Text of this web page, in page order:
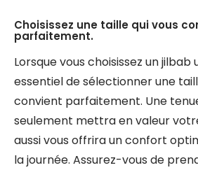
Choisissez une taille qui vous
parfaitement.
Lorsque vous choisissez un jilbab
essentiel de sélectionner une
convient parfaitement. Une
seulement mettra en valeur
aussi vous offrira un confort
la journée. Assurez-vous de